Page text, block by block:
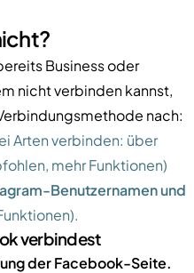
Business oder
nicht verbinden kannst,
nach:
Arten verbinden: über
mehr Funktionen)
Benutzernamen und
verbindest
der Facebook-Seite.